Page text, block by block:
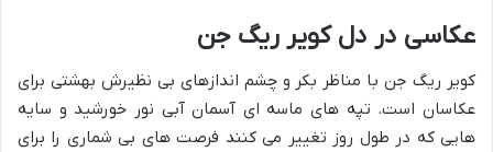
عکاسی در دل کویر ریگ جن
کویر ریگ جن با مناظر بکر و چشم اندازهای بی نظیرش بهشتی برای
عکاسان است. تپه های ماسه ای آسمان آبی نور خورشید و سایه
هایی که در طول روز تغییر می کنند فرصت های بی شماری را برای